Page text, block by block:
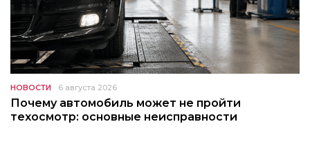
НОВОСТИ 6 августа 2026
Почему автомобиль может не пройти
техосмотр: основные неисправности